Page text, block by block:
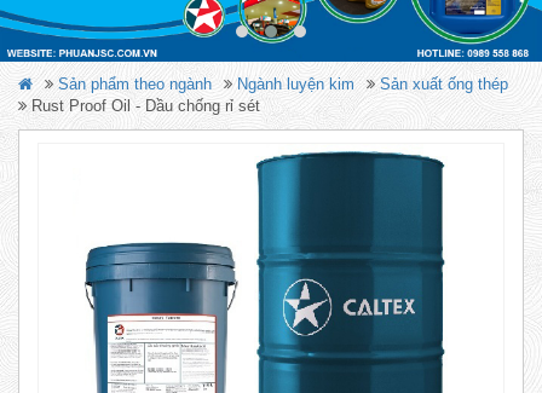
Sản phẩm theo ngành Ngành luyện kim
Sản xuất ống thép
Rust Proof Oil - Dầu chống rỉ sét